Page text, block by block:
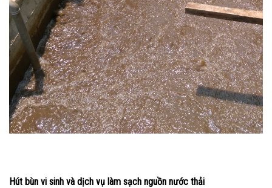
Hút bùn vi sinh và dịch vụ làm sạch nguồn nước thải